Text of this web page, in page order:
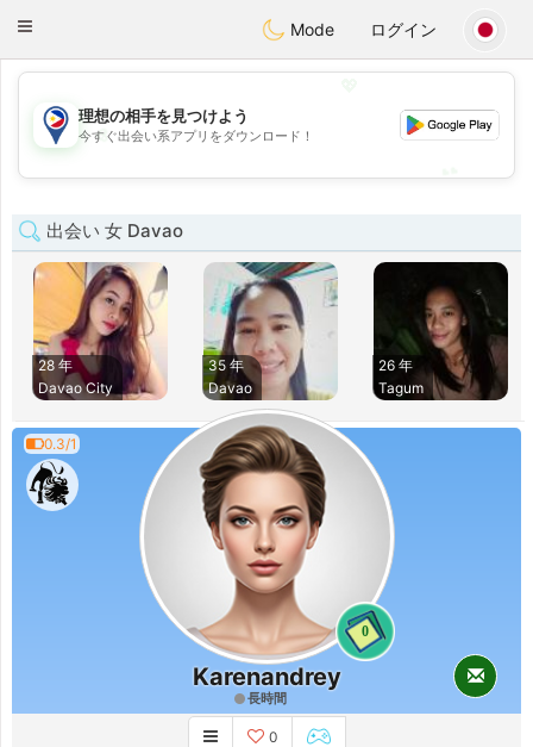
PhilippinesChat
Toggle
Mode ログイン
💖
💕
理想の相手を見つけよう
今すぐ出会い系アプリをダウンロード！
出会い 女 Davao
28 年
Davao City
35 年
Davao
26 年
Tagum
0.3/1
0
Karenandrey
長時間
0